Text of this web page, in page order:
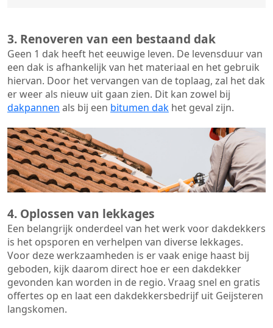
3. Renoveren van een bestaand dak
Geen 1 dak heeft het eeuwige leven. De levensduur van
een dak is afhankelijk van het materiaal en het gebruik
hiervan. Door het vervangen van de toplaag, zal het dak
er weer als nieuw uit gaan zien. Dit kan zowel bij
dakpannen als bij een bitumen dak het geval zijn.
4. Oplossen van lekkages
Een belangrijk onderdeel van het werk voor dakdekkers
is het opsporen en verhelpen van diverse lekkages.
Voor deze werkzaamheden is er vaak enige haast bij
geboden, kijk daarom direct hoe er een dakdekker
gevonden kan worden in de regio. Vraag snel en gratis
offertes op en laat een dakdekkersbedrijf uit Geijsteren
langskomen.